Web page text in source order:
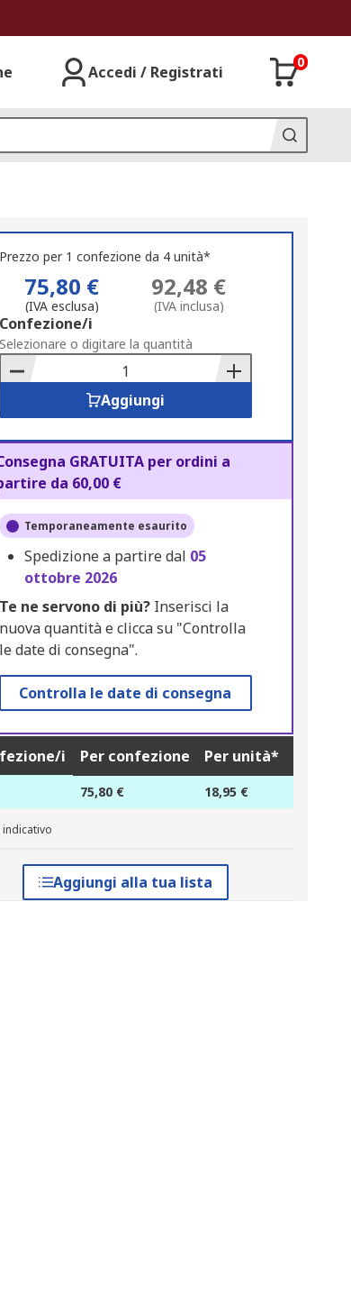
Accedi / Registrati
0
Prezzo per 1 confezione da 4 unità*
75,80 €
(IVA esclusa)
92,48 €
(IVA inclusa)
Add
to
Basket
Confezione/i
Selezionare o digitare la quantità
Aggiungi
GRATUITA per ordini a
da 60,00 €
Temporaneamente esaurito
Spedizione a partire dal 05
ottobre 2026
Te ne servono di più?Inserisci la
nuova quantità e clicca su "Controlla
le date di consegna".
Controlla le date di consegna
i Per confezione Per unità*
75,80 € 18,95 €
Aggiungi alla tua lista